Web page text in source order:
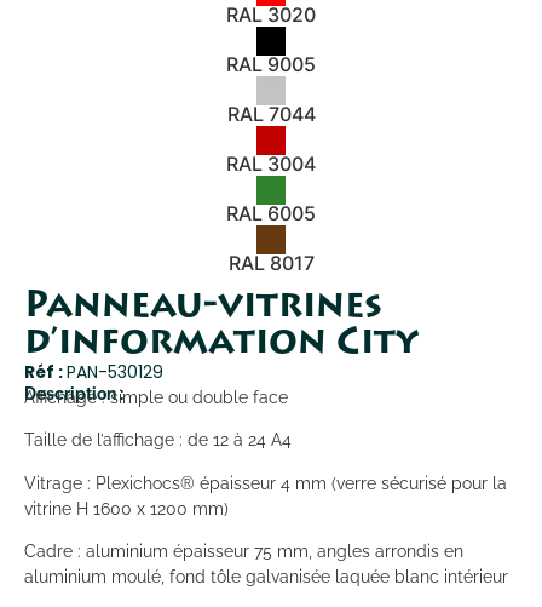
RAL 3020
RAL 9005
RAL 7044
RAL 3004
RAL 6005
RAL 8017
Panneau-vitrines
d’information City
Réf :PAN-530129
Description :
Affichage : simple ou double face
Taille de l’affichage : de 12 à 24 A4
Vitrage : Plexichocs® épaisseur 4 mm (verre sécurisé pour la
vitrine H 1600 x 1200 mm)
Cadre : aluminium épaisseur 75 mm, angles arrondis en
aluminium moulé, fond tôle galvanisée laquée blanc intérieur